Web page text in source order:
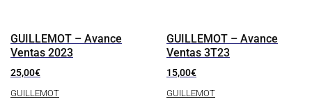
GUILLEMOT – Avance
Ventas 2023
25,00€
GUILLEMOT
GUILLEMOT – Avance
Ventas 3T23
15,00€
GUILLEMOT